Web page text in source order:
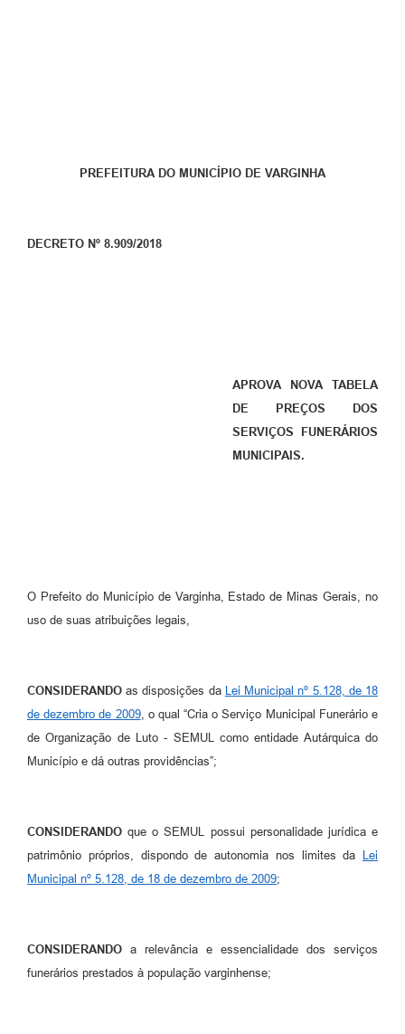
PREFEITURA DO MUNICÍPIO DE VARGINHA
DECRETO Nº 8.909/2018
APROVA NOVA TABELA
DE PREÇOS DOS
SERVIÇOS FUNERÁRIOS
MUNICIPAIS.
O Prefeito do Município de Varginha, Estado de Minas Gerais, no
uso de suas atribuições legais,
CONSIDERANDO as disposições da Lei Municipal nº 5.128, de 18
de dezembro de 2009, o qual “Cria o Serviço Municipal Funerário e
de Organização de Luto - SEMUL como entidade Autárquica do
Município e dá outras providências”;
CONSIDERANDOque o SEMUL possui personalidade jurídica e
patrimônio próprios, dispondo de autonomia nos limites da Lei
Municipal nº 5.128, de 18 de dezembro de 2009;
CONSIDERANDO a relevância e essencialidade dos serviços
funerários prestados à população varginhense;